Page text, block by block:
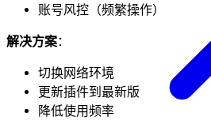
账号风控（频繁操作）
解决方案：
切换网络环境
更新插件到最新版
降低使用频率